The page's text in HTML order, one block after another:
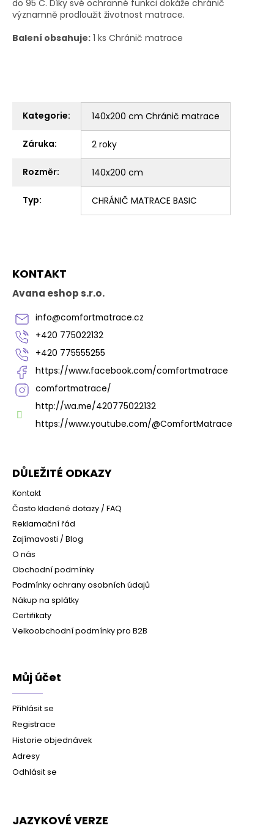
do 95 C. Díky své ochranné funkci dokáže chránič
významně prodloužit životnost matrace.
Balení obsahuje: 1 ks Chránič matrace
Kategorie: 140x200 cm Chránič matrace
Záruka: 2 roky
Rozměr: 140x200 cm
Typ: CHRÁNIČ MATRACE BASIC
KONTAKT
Avana eshop s.r.o.
info@comfortmatrace.cz
+420 775022132
+420 775555255
https://www.facebook.com/comfortmatrace
comfortmatrace/
http://wa.me/420775022132
https://www.youtube.com/@ComfortMatrace
DŮLEŽITÉ ODKAZY
Kontakt
Často kladené dotazy / FAQ
Reklamační řád
Zajímavosti / Blog
O nás
Obchodní podmínky
Podmínky ochrany osobních údajů
Nákup na splátky
Certifikaty
Velkoobchodní podmínky pro B2B
Můj účet
Přihlásit se
Registrace
Historie objednávek
Adresy
Odhlásit se
JAZYKOVÉ VERZE